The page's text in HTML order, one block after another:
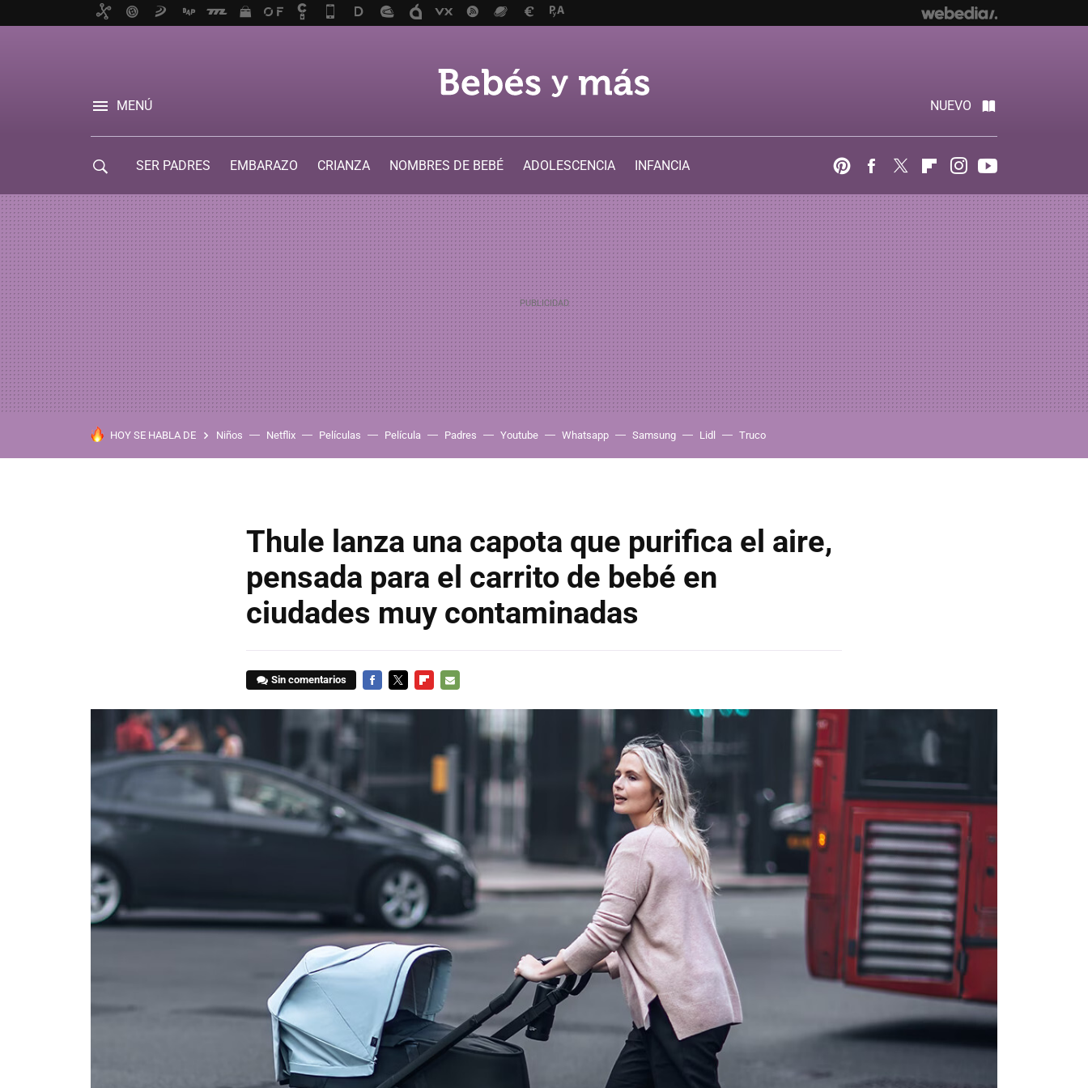
MENÚ NUEVO
SER PADRES EMBARAZO CRIANZA NOMBRES DE BEBÉ ADOLESCENCIA
INFANCIA
PinterestFacebook
Twitter FlipboardInstagram
HOY SE HABLA DE Niños Netflix Películas Película Padres Youtube Whatsapp Samsung Lidl Truco
Thule lanza una capota que purifica el aire,
pensada para el carrito de bebé en
ciudades muy contaminadas
Sin comentarios